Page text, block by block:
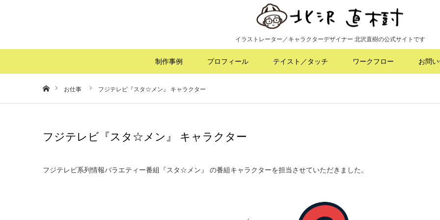
イラストレーター／キャラクターデザイナー 北沢直樹の公式サイトです
制作事例 プロフィール テイスト／タッチ ワークフロー お問
ホームお仕事 フジテレビ『スタ☆メン』 キャラクター
フジテレビ『スタ☆メン』 キャラクター
フジテレビ系列情報バラエティー番組『スタ☆メン』 の番組キャラクターを担当させていただきました。